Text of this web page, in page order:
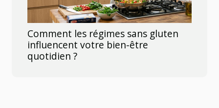
Comment les régimes sans gluten
influencent votre bien-être
quotidien ?